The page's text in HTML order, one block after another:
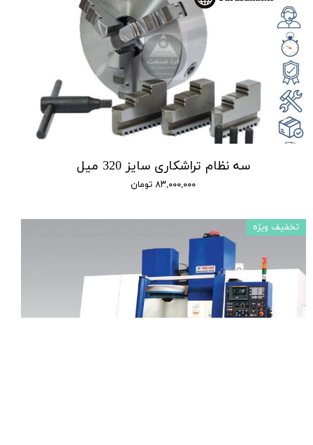
سه نظام تراشکاری سایز 320 میل
۸۳,۰۰۰,۰۰۰ تومان
تخفیف ویژه